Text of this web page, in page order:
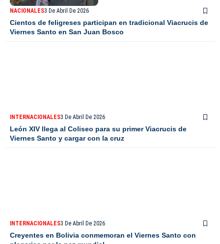
NACIONALES3 De Abril De 2026
Cientos de feligreses participan en tradicional Viacrucis de
Viernes Santo en San Juan Bosco
INTERNACIONALES3 De Abril De 2026
León XIV llega al Coliseo para su primer Viacrucis de
Viernes Santo y cargar con la cruz
INTERNACIONALES3 De Abril De 2026
Creyentes en Bolivia conmemoran el Viernes Santo con